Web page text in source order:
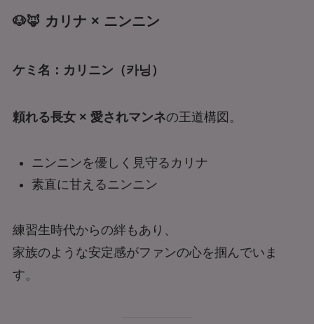
🐶🦊 カリナ × ニンニン
ケミ名：カリニン（카닝）
頼れる長女 × 愛されマンネの王道構図。
ニンニンを優しく見守るカリナ
素直に甘えるニンニン
練習生時代からの絆もあり、
家族のような安定感がファンの心を掴んでいま
す。